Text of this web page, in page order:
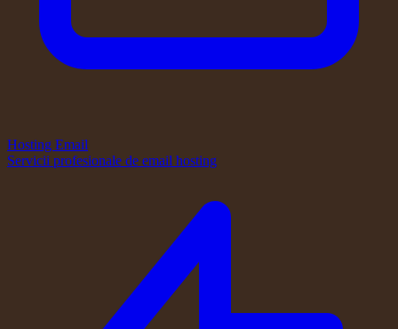
Hosting Email
Servicii profesionale de email hosting